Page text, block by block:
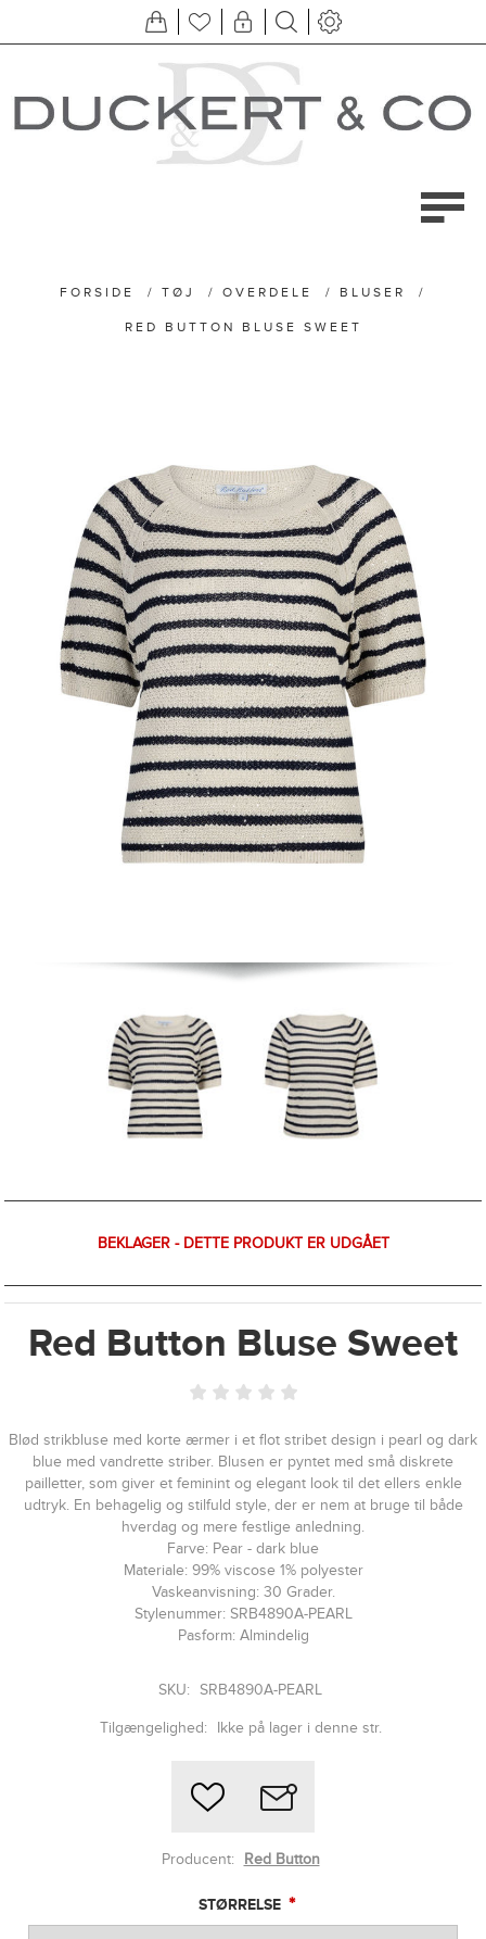
FORSIDE / TØJ / OVERDELE / BLUSER /
RED BUTTON BLUSE SWEET
BEKLAGER - DETTE PRODUKT ER UDGÅET
Red Button Bluse Sweet
Blød strikbluse med korte ærmer i et flot stribet design i pearl og dark
blue med vandrette striber. Blusen er pyntet med små diskrete
pailletter, som giver et feminint og elegant look til det ellers enkle
udtryk. En behagelig og stilfuld style, der er nem at bruge til både
hverdag og mere festlige anledning.
Farve: Pear - dark blue
Materiale: 99% viscose 1% polyester
Vaskeanvisning: 30 Grader.
Stylenummer: SRB4890A-PEARL
Pasform: Almindelig
SKU: SRB4890A-PEARL
Tilgængelighed: Ikke på lager i denne str.
Producent: Red Button
STØRRELSE *